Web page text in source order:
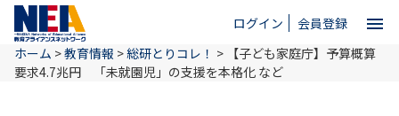
ログイン 会員登録 menu
ホーム >教育情報 >総研とりコレ！ > 【子ども家庭庁】予算概算
要求4.7兆円 「未就園児」の支援を本格化 など